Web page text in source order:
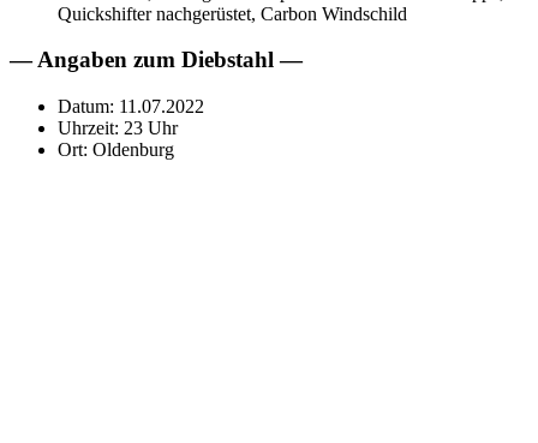
Quickshifter nachgerüstet, Carbon Windschild
— Angaben zum Diebstahl —
Datum: 11.07.2022
Uhrzeit: 23 Uhr
Ort: Oldenburg